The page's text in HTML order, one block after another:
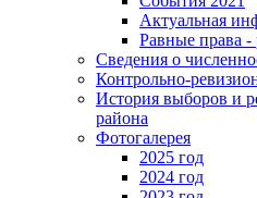
Актуальная
Равные права
Сведения о
Контрольно-
История выборов и
района
Фотогалерея
2025 год
2024 год